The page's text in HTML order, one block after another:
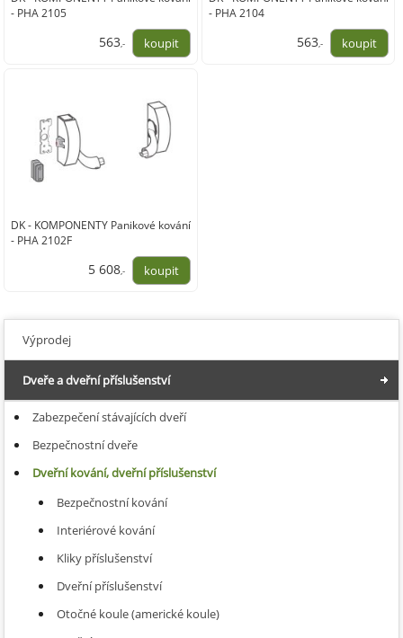
- PHA 2105
563,-
- PHA 2104
563,-
DK - KOMPONENTY Panikové kování
- PHA 2102F
5 608,-
Výprodej
Dveře a dveřní příslušenství
Zabezpečení stávajících dveří
Bezpečnostní dveře
Dveřní kování, dveřní příslušenství
Bezpečnostní kování
Interiérové kování
Kliky příslušenství
Dveřní příslušenství
Otočné koule (americké koule)